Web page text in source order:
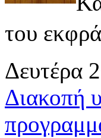
του
Δευτέρα
Διακοπή